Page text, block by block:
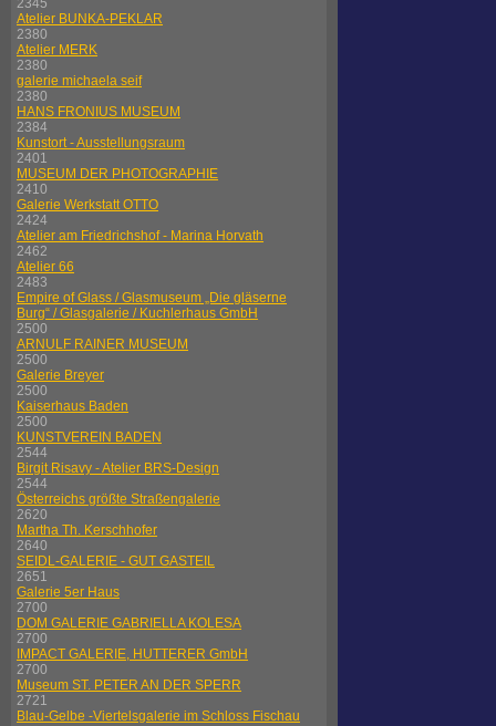
2345
Atelier BUNKA-PEKLAR
2380
Atelier MERK
2380
galerie michaela seif
2380
HANS FRONIUS MUSEUM
2384
Kunstort - Ausstellungsraum
2401
MUSEUM DER PHOTOGRAPHIE
2410
Galerie Werkstatt OTTO
2424
Atelier am Friedrichshof - Marina Horvath
2462
Atelier 66
2483
Empire of Glass / Glasmuseum „Die gläserne
Burg“ / Glasgalerie / Kuchlerhaus GmbH
2500
ARNULF RAINER MUSEUM
2500
Galerie Breyer
2500
Kaiserhaus Baden
2500
KUNSTVEREIN BADEN
2544
Birgit Risavy - Atelier BRS-Design
2544
Österreichs größte Straßengalerie
2620
Martha Th. Kerschhofer
2640
SEIDL-GALERIE - GUT GASTEIL
2651
Galerie 5er Haus
2700
DOM GALERIE GABRIELLA KOLESA
2700
IMPACT GALERIE, HUTTERER GmbH
2700
Museum ST. PETER AN DER SPERR
2721
Blau-Gelbe -Viertelsgalerie im Schloss Fischau